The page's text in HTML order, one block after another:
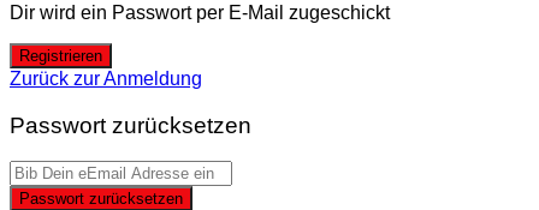
Dir wird ein Passwort per E-Mail zugeschickt
Registrieren
Zurück zur Anmeldung
Passwort zurücksetzen
Passwort zurücksetzen